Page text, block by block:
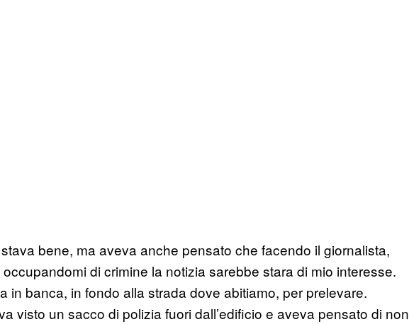
bene, ma aveva anche pensato che facendo il giornalista,
di crimine la notizia sarebbe stara di mio interesse.
in banca, in fondo alla strada dove abitiamo, per prelevare.
visto un sacco di polizia fuori dall’edificio e aveva pensato di non